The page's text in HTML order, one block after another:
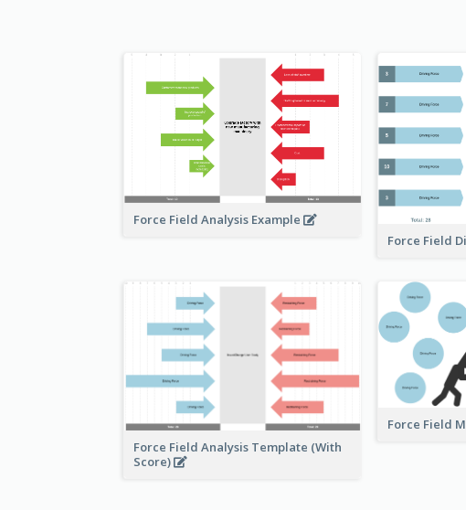
Force Field Analysis Example
Force Field
Force Field Analysis Template (With
Score)
Force Field